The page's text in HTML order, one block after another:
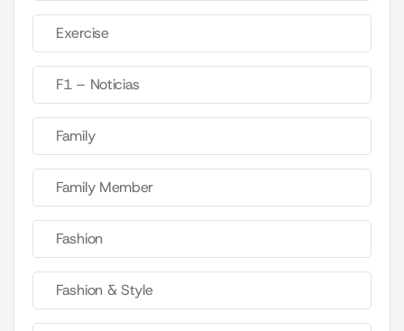
Exercise
F1 – Noticias
Family
Family Member
Fashion
Fashion & Style